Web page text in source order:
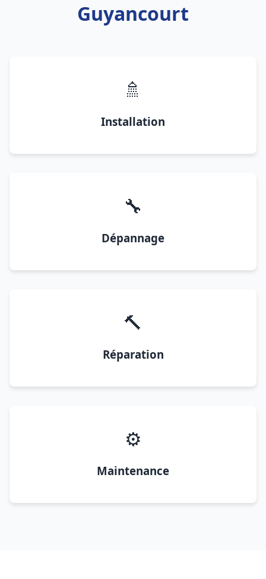
Guyancourt
🚿
Installation
🔧
Dépannage
🔨
Réparation
⚙️
Maintenance